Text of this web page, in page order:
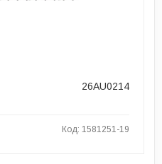
26AU0214
Код: 1581251-19